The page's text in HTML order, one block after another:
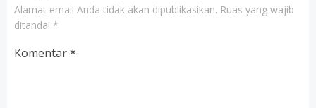
Alamat email Anda tidak akan dipublikasikan. Ruas yang wajib
ditandai *
Komentar*